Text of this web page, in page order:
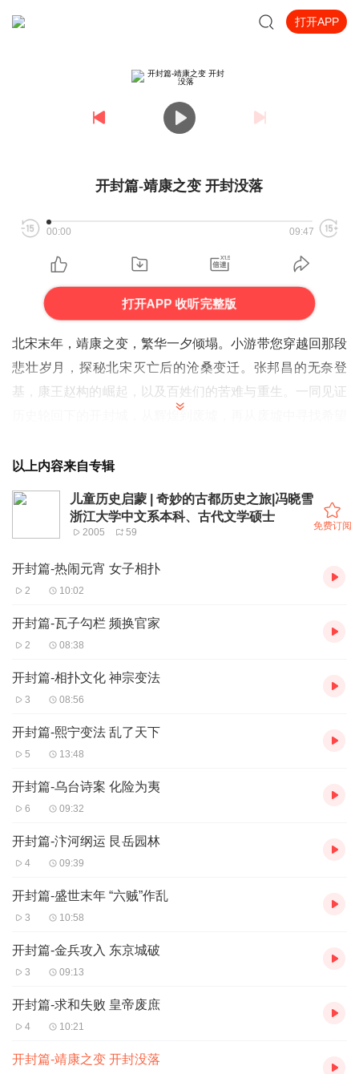
打开APP
开封篇-靖康之变 开封没落
00:00 09:47
打开APP 收听完整版
北宋末年，靖康之变，繁华一夕倾塌。小游带您穿越回那段
悲壮岁月，探秘北宋灭亡后的沧桑变迁。张邦昌的无奈登
基，康王赵构的崛起，以及百姓们的苦难与重生。一同见证
与重生的故事。跟随我们的脚步，走进那段复杂情感交织的
古都之旅，体会历史的重量，感受人性的光辉。变迁中的开
封，藏着多少未了的情缘与遗憾？旅程未完，故事待续，咱
们下一站见。
02:04 建炎初期的困境：东京城的残破与金人的威胁
04:07 北宋灭亡后的耻辱：金国的俘虏与自我保护的行为
08:13 考古奇迹揭秘：北宋古城开封的地下三米之上，隐藏
以上内容来自专辑
儿童历史启蒙 | 奇妙的古都历史之旅|冯晓雪
浙江大学中文系本科、古代文学硕士
2005 59
免费订阅
开封篇-热闹元宵 女子相扑
2 10:02
开封篇-瓦子勾栏 频换官家
2 08:38
开封篇-相扑文化 神宗变法
3 08:56
开封篇-熙宁变法 乱了天下
5 13:48
开封篇-乌台诗案 化险为夷
6 09:32
开封篇-汴河纲运 艮岳园林
4 09:39
开封篇-盛世末年 “六贼”作乱
3 10:58
开封篇-金兵攻入 东京城破
3 09:13
开封篇-求和失败 皇帝废庶
4 10:21
开封篇-靖康之变 开封没落